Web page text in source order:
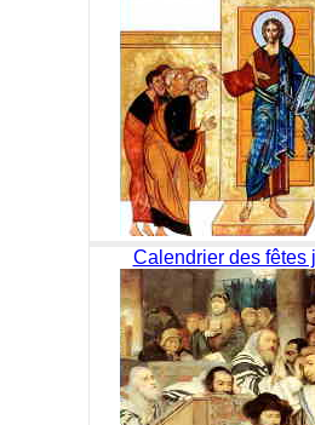
Calendrier des fêtes